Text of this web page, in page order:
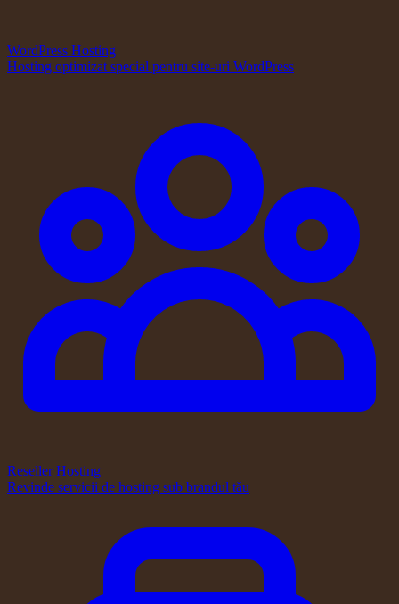
WordPress Hosting
Hosting optimizat special pentru site-uri WordPress
Reseller Hosting
Revinde servicii de hosting sub brandul tău